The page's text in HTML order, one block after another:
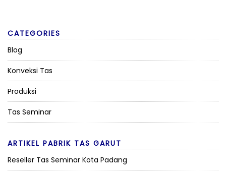
CATEGORIES
Blog
Konveksi Tas
Produksi
Tas Seminar
ARTIKEL PABRIK TAS GARUT
Reseller Tas Seminar Kota Padang